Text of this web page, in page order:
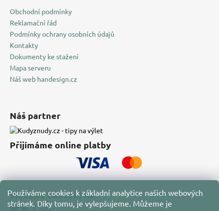
Používáme cookies k základní analytice našich webových
stránek. Díky tomu, je vylepšujeme. Můžeme je
Obchodní podmínky
Reklamační řád
Podmínky ochrany osobních údajů
Kontakty
Dokumenty ke stažení
Mapa serveru
Náš web handesign.cz
Náš partner
Přijímáme online platby
Sledujte nás také na